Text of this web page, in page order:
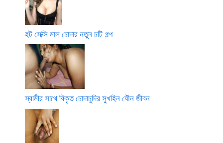
হট সেক্সি মাল চোদার নতুন চটি গল্প
স্বামীর সাথে বিকৃত চোদাচুদির সুখহিন যৌন জীবন